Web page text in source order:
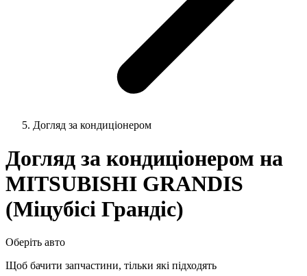
Догляд за кондиціонером
Догляд за кондиціонером на
MITSUBISHI GRANDIS
(Мiцубiсi Грандіс)
Оберіть авто
Щоб бачити запчастини, тільки які підходять